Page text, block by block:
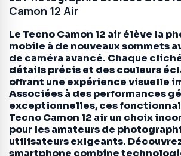
Camon 12 Air
Le Tecno Camon 12 air élève la
mobile à de nouveaux sommets
de caméra avancé. Chaque
détails précis et des couleurs
offrant une expérience visuelle
Associées à des performances
exceptionnelles, ces
Tecno Camon 12 air un choix
pour les amateurs de
utilisateurs exigeants.
smartphone combine